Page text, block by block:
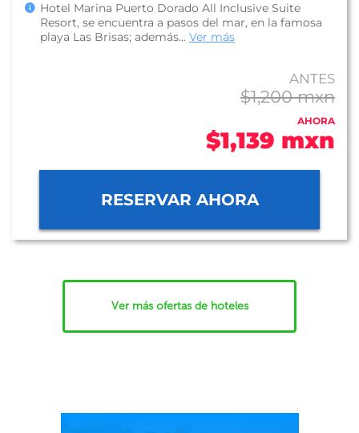
Hotel Marina Puerto Dorado All Inclusive Suite
Resort, se encuentra a pasos del mar, en la famosa
playa Las Brisas; además... Ver más
ANTES
$1,200 mxn
AHORA
$1,139 mxn
RESERVAR AHORA
Ver más ofertas de hoteles